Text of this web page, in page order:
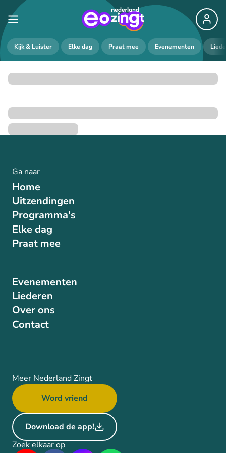
Kijk & Luister Elke dag Praat mee Evenementen
Ga naar
Home
Uitzendingen
Programma's
Elke dag
Praat mee
Evenementen
Liederen
Over ons
Contact
Meer Nederland Zingt
Word vriend
Download de app!
Zoek elkaar op